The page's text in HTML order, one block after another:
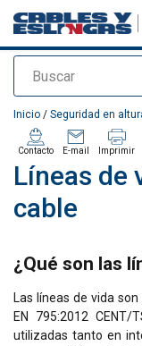
Buscar
Agregado a su
Inicio / Seguridad en
Líneas de
cable
Contacto E-mail Imprimir
¿Qué son las
Las líneas de vida
EN 795:2012
utilizadas tanto en